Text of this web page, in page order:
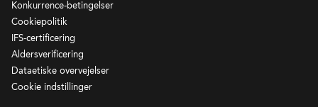
Hvis det du forbinder med god Beaujolais er frugt
frem for fad og finesse frem for power, så behøver
Konkurrence-betingelser
Cookiepolitik
IFS-certificering
Aldersverificering
Dataetiske overvejelser
Cookie indstillinger